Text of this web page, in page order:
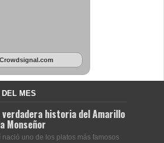
Crowdsignal.com
MES
verdadera historia del Amarillo
Monseñor
nació uno de los platos más famosos